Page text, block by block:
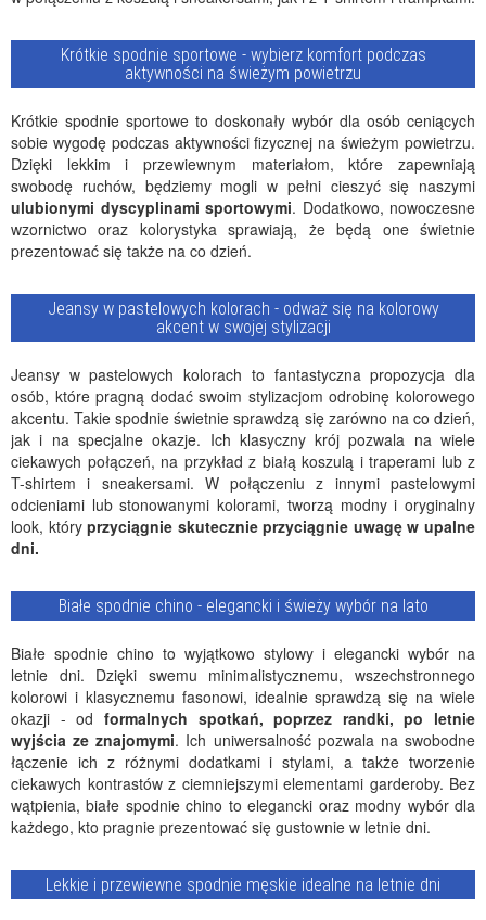
Krótkie spodnie sportowe - wybierz komfort podczas
aktywności na świeżym powietrzu
Krótkie spodnie sportowe to doskonały wybór dla osób ceniących
sobie wygodę podczas aktywności fizycznej na świeżym powietrzu.
Dzięki lekkim i przewiewnym materiałom, które zapewniają
swobodę ruchów, będziemy mogli w pełni cieszyć się naszymi
ulubionymi dyscyplinami sportowymi. Dodatkowo, nowoczesne
wzornictwo oraz kolorystyka sprawiają, że będą one świetnie
prezentować się także na co dzień.
Jeansy w pastelowych kolorach - odważ się na kolorowy
akcent w swojej stylizacji
Jeansy w pastelowych kolorach to fantastyczna propozycja dla
osób, które pragną dodać swoim stylizacjom odrobinę kolorowego
akcentu. Takie spodnie świetnie sprawdzą się zarówno na co dzień,
jak i na specjalne okazje. Ich klasyczny krój pozwala na wiele
ciekawych połączeń, na przykład z białą koszulą i traperami lub z
T-shirtem i sneakersami. W połączeniu z innymi pastelowymi
odcieniami lub stonowanymi kolorami, tworzą modny i oryginalny
look, któryprzyciągnie skutecznie przyciągnie uwagę w upalne
dni.
Białe spodnie chino - elegancki i świeży wybór na lato
Białe spodnie chino to wyjątkowo stylowy i elegancki wybór na
letnie dni. Dzięki swemu minimalistycznemu, wszechstronnego
kolorowi i klasycznemu fasonowi, idealnie sprawdzą się na wiele
okazji - od formalnych spotkań, poprzez randki, po letnie
wyjścia ze znajomymi. Ich uniwersalność pozwala na swobodne
łączenie ich z różnymi dodatkami i stylami, a także tworzenie
ciekawych kontrastów z ciemniejszymi elementami garderoby. Bez
wątpienia, białe spodnie chino to elegancki oraz modny wybór dla
każdego, kto pragnie prezentować się gustownie w letnie dni.
Lekkie i przewiewne spodnie męskie idealne na letnie dni